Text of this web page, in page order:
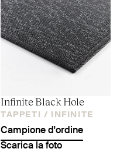
Infinite Black Hole
TAPPETI / INFINITE
Campione d'ordine
Scarica la foto